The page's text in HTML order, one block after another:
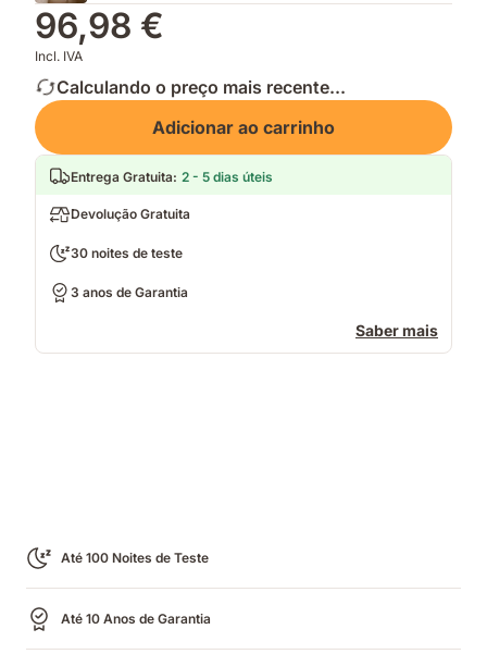
96,98 €
Incl. IVA
Calculando o preço mais recente...
Adicionar ao carrinho
Entrega Gratuita: 2 - 5 dias úteis
Devolução Gratuita
30 noites de teste
3 anos de Garantia
Saber mais
Até 100 Noites de Teste
Até 10 Anos de Garantia